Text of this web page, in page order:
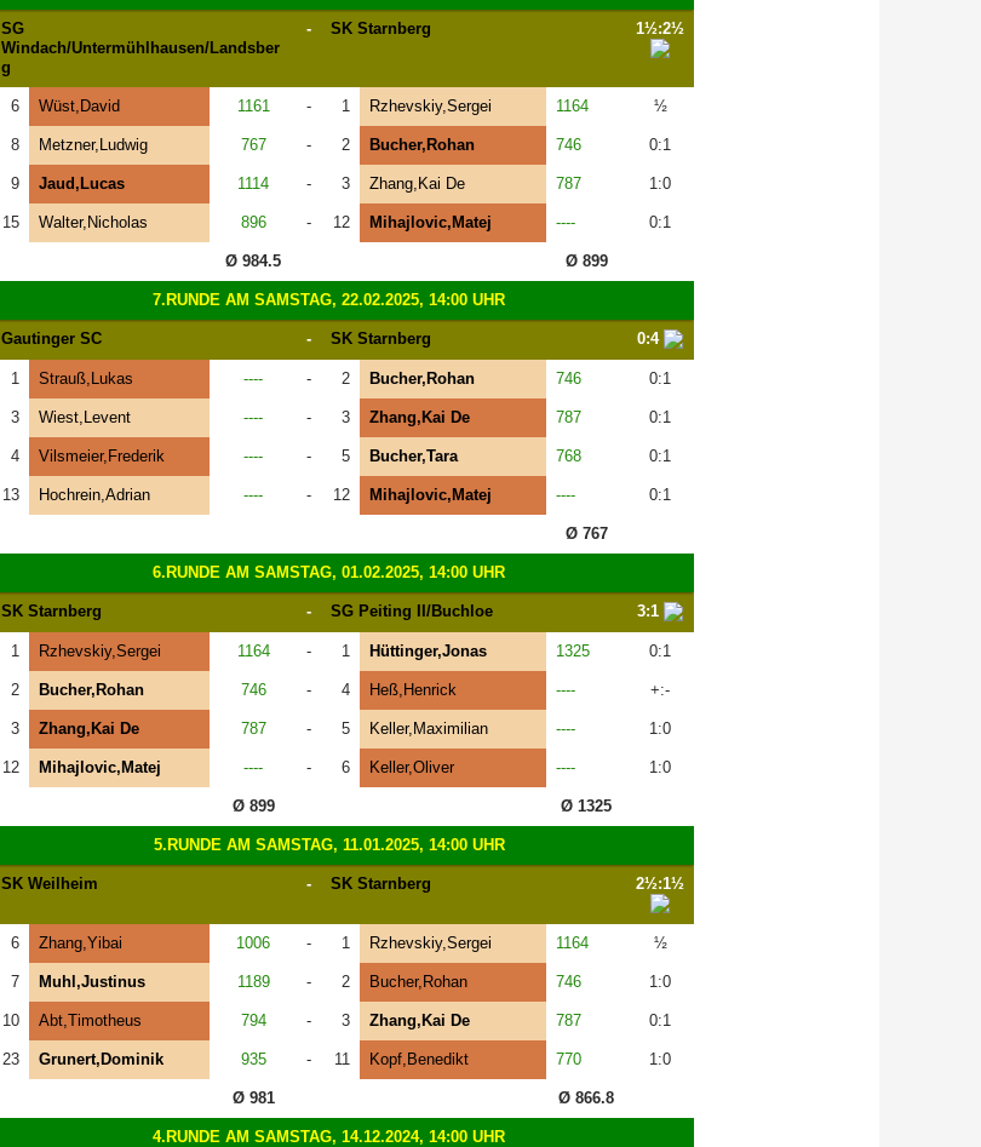
SG
Windach/Untermühlhausen/Landsber
g
- SK Starnberg 1½:2½
6 Wüst,David 1161 - 1 Rzhevskiy,Sergei 1164 ½
8 Metzner,Ludwig 767 - 2 Bucher,Rohan 746 0:1
9 Jaud,Lucas 1114 - 3 Zhang,Kai De 787 1:0
15 Walter,Nicholas 896 - 12 Mihajlovic,Matej ---- 0:1
Ø 984.5 Ø 899
7.RUNDE AM SAMSTAG, 22.02.2025, 14:00 UHR
Gautinger SC - SK Starnberg 0:4
1 Strauß,Lukas ---- - 2 Bucher,Rohan 746 0:1
3 Wiest,Levent ---- - 3 Zhang,Kai De 787 0:1
4 Vilsmeier,Frederik ---- - 5 Bucher,Tara 768 0:1
13 Hochrein,Adrian ---- - 12 Mihajlovic,Matej ---- 0:1
Ø 767
6.RUNDE AM SAMSTAG, 01.02.2025, 14:00 UHR
SK Starnberg - SG Peiting II/Buchloe 3:1
1 Rzhevskiy,Sergei 1164 - 1 Hüttinger,Jonas 1325 0:1
2 Bucher,Rohan 746 - 4 Heß,Henrick ---- +:-
3 Zhang,Kai De 787 - 5 Keller,Maximilian ---- 1:0
12 Mihajlovic,Matej ---- - 6 Keller,Oliver ---- 1:0
Ø 899 Ø 1325
5.RUNDE AM SAMSTAG, 11.01.2025, 14:00 UHR
SK Weilheim - SK Starnberg 2½:1½
6 Zhang,Yibai 1006 - 1 Rzhevskiy,Sergei 1164 ½
7 Muhl,Justinus 1189 - 2 Bucher,Rohan 746 1:0
10 Abt,Timotheus 794 - 3 Zhang,Kai De 787 0:1
23 Grunert,Dominik 935 - 11 Kopf,Benedikt 770 1:0
Ø 981 Ø 866.8
4.RUNDE AM SAMSTAG, 14.12.2024, 14:00 UHR